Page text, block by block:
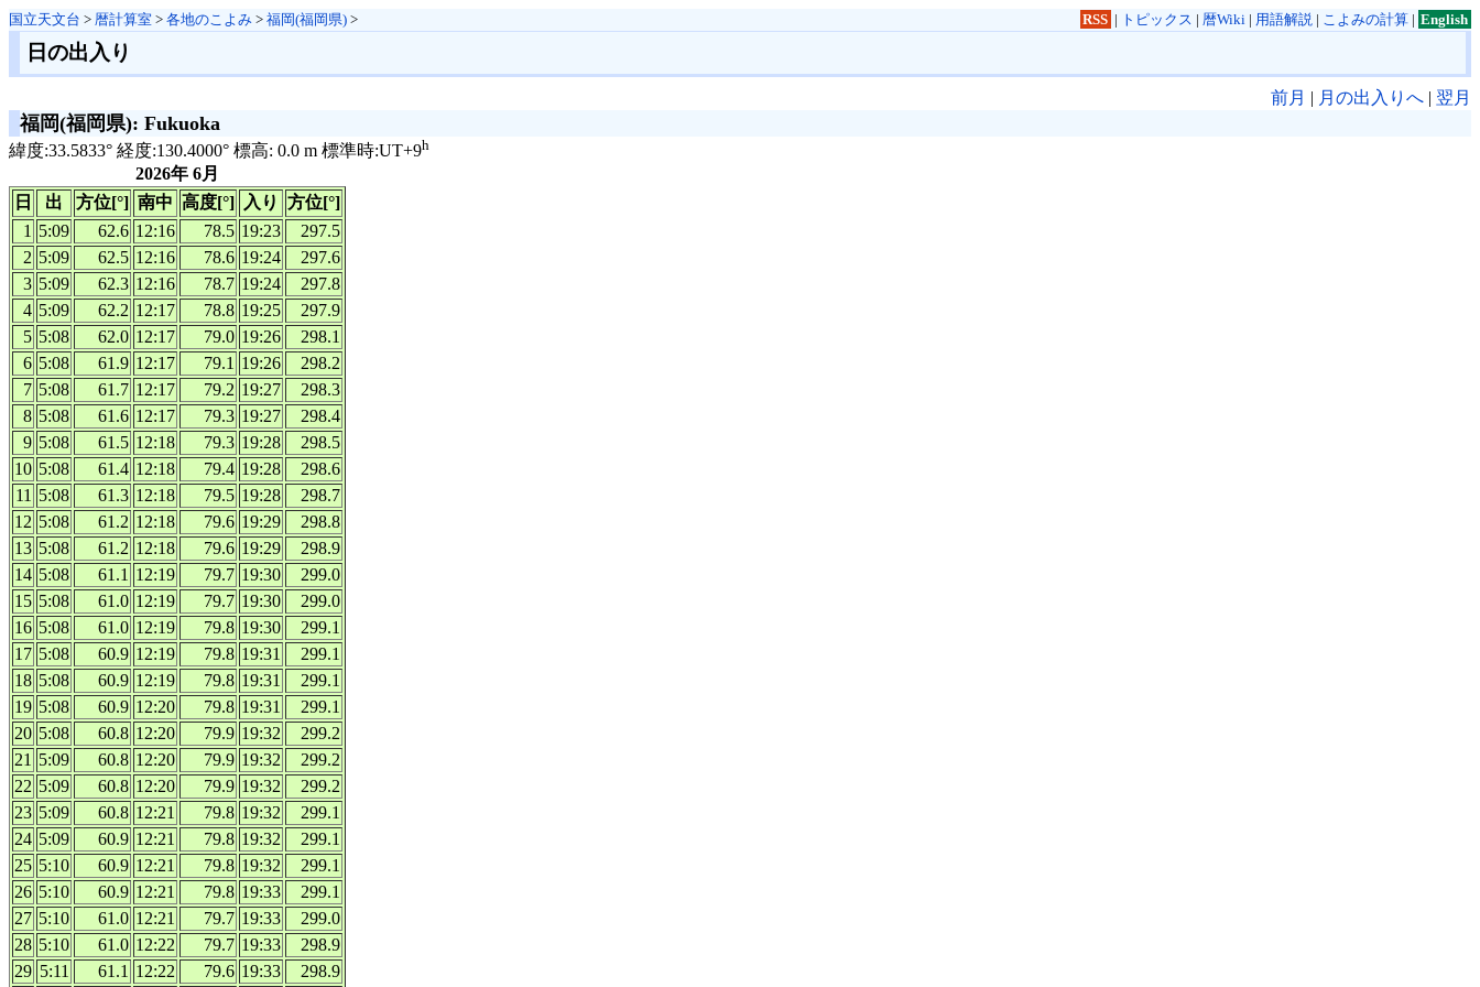
国立天文台 > 暦計算室 > 各地のこよみ > 福岡(福岡県) > RSS | トピックス | 暦Wiki| 用語解説| こよみの計算| English
日の出入り
前月 | 月の出入りへ | 翌月
福岡(福岡県): Fukuoka
緯度:33.5833° 経度:130.4000° 標高: 0.0 m 標準時:UT+9h
2026年 6月
日
出 方位[°] 南中 高度[°] 入り
方位[°]
1 5:09 62.6 12:16 78.5 19:23
297.5
2 5:09 62.5 12:16 78.6 19:24
297.6
3 5:09 62.3 12:16 78.7 19:24
297.8
4 5:09 62.2 12:17 78.8 19:25
297.9
5 5:08 62.0 12:17 79.0 19:26
298.1
6 5:08 61.9 12:17 79.1 19:26
298.2
7 5:08 61.7 12:17 79.2 19:27
298.3
8 5:08 61.6 12:17 79.3 19:27
298.4
9 5:08 61.5 12:18 79.3 19:28
298.5
10 5:08 61.4 12:18 79.4 19:28
298.6
11 5:08 61.3 12:18 79.5 19:28
298.7
12 5:08 61.2 12:18 79.6 19:29
298.8
13 5:08 61.2 12:18 79.6 19:29
298.9
14 5:08 61.1 12:19 79.7 19:30
299.0
15 5:08 61.0 12:19 79.7 19:30
299.0
16 5:08 61.0 12:19 79.8 19:30
299.1
17 5:08 60.9 12:19 79.8 19:31
299.1
18 5:08 60.9 12:19 79.8 19:31
299.1
19 5:08 60.9 12:20 79.8 19:31
299.1
20 5:08 60.8 12:20 79.9 19:32
299.2
21 5:09 60.8 12:20 79.9 19:32
299.2
22 5:09 60.8 12:20 79.9 19:32
299.2
23 5:09 60.8 12:21 79.8 19:32
299.1
24 5:09 60.9 12:21 79.8 19:32
299.1
25 5:10 60.9 12:21 79.8 19:32
299.1
26 5:10 60.9 12:21 79.8 19:33
299.1
27 5:10 61.0 12:21 79.7 19:33
299.0
28 5:10 61.0 12:22 79.7 19:33
298.9
29 5:11 61.1 12:22 79.6 19:33 298.9